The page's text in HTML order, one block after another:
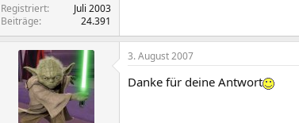
Registriert
Juli 2003
Beiträge
24.391
3. August 2007
Danke für deine Antwort